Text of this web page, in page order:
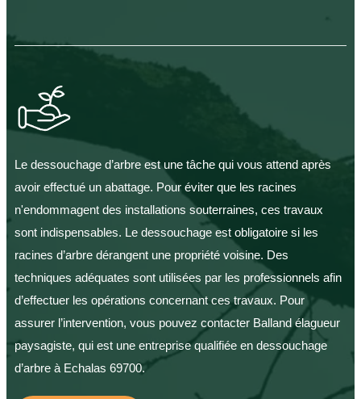
Le dessouchage d’arbre est une tâche qui vous attend après
avoir effectué un abattage. Pour éviter que les racines
n'endommagent des installations souterraines, ces travaux
sont indispensables. Le dessouchage est obligatoire si les
racines d’arbre dérangent une propriété voisine. Des
techniques adéquates sont utilisées par les professionnels afin
d’effectuer les opérations concernant ces travaux. Pour
assurer l’intervention, vous pouvez contacter Balland élagueur
paysagiste, qui est une entreprise qualifiée en dessouchage
d’arbre à Echalas 69700.